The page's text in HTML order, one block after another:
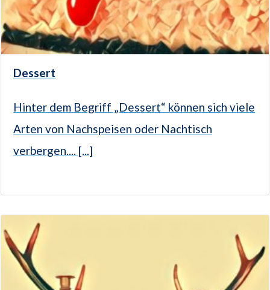
Dessert
Hinter dem Begriff „Dessert“ können sich viele
Arten von Nachspeisen oder Nachtisch
verbergen.... [...]